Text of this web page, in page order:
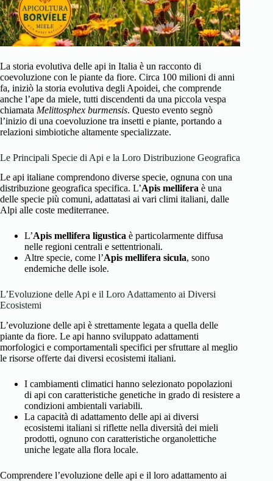
La storia evolutiva delle api in Italia è un racconto di
coevoluzione con le piante da fiore. Circa 100 milioni di anni
fa, iniziò la storia evolutiva degli Apoidei, che comprende
anche l’ape da miele, tutti discendenti da una piccola vespa
chiamata Melittosphex burmensis. Questo evento segnò
l’inizio di una coevoluzione tra insetti e piante, portando a
relazioni simbiotiche altamente specializzate.
Le Principali Specie di Api e la Loro Distribuzione Geografica
Le api italiane comprendono diverse specie, ognuna con una
distribuzione geografica specifica. L’Apis mellifera è una
delle specie più comuni, adattatasi ai vari climi italiani, dalle
Alpi alle coste mediterranee.
L’Apis mellifera ligustica è particolarmente diffusa
nelle regioni centrali e settentrionali.
Altre specie, come l’Apis mellifera sicula, sono
endemiche delle isole.
L’Evoluzione delle Api e il Loro Adattamento ai Diversi
Ecosistemi
L’evoluzione delle api è strettamente legata a quella delle
piante da fiore. Le api hanno sviluppato adattamenti
morfologici e comportamentali specifici per sfruttare al meglio
le risorse offerte dai diversi ecosistemi italiani.
I cambiamenti climatici hanno selezionato popolazioni
di api con caratteristiche genetiche in grado di resistere a
condizioni ambientali variabili.
La capacità di adattamento delle api ai diversi
ecosistemi italiani si riflette nella diversità dei mieli
prodotti, ognuno con caratteristiche organolettiche
uniche legate alla flora locale.
Comprendere l’evoluzione delle api e il loro adattamento ai